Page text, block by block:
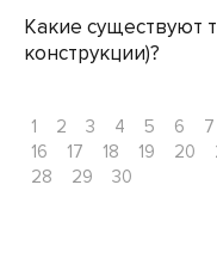
Какие существуют
конструкции)?
1 2 3 4 5 6 7
16
17 18 19 20
28
29
30